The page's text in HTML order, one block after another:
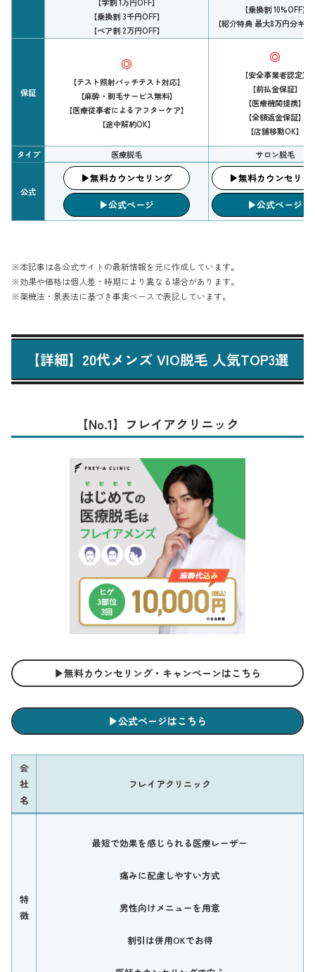
【乗換割 3千円OFF】
【ペア割 2万円OFF】
【乗換割 10%OFF】
【紹介特典 最大8万円分ギ
保証
◎
【テスト照射パッチテスト対応】
【麻酔・剃毛サービス無料】
【医療従事者によるアフターケア】
【途中解約OK】
◎
【安全事業者認定】
【前払金保証】
【医療機関提携】
【全額返金保証】
【店舗移動OK】
タイプ 医療脱毛 サロン脱毛
公式
▶︎無料カウンセリング
▶︎公式ページ
▶︎無料カウンセリン
▶︎公式ページ
※本記事は各公式サイトの最新情報を元に作成しています。
※効果や価格は個人差・時期により異なる場合があります。
※薬機法・景表法に基づき事実ベースで表記しています。
【詳細】20代メンズ VIO脱毛 人気TOP3選
【No.1】フレイアクリニック
▶︎無料カウンセリング・キャンペーンはこちら
▶︎公式ページはこちら
会
社
名
フレイアクリニック
特
徴
最短で効果を感じられる医療レーザー
痛みに配慮しやすい方式
男性向けメニューを用意
割引は併用OKでお得